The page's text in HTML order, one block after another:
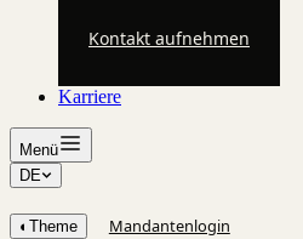
Kontakt aufnehmen
Karriere
Menü
DE
◐ Theme Mandantenlogin